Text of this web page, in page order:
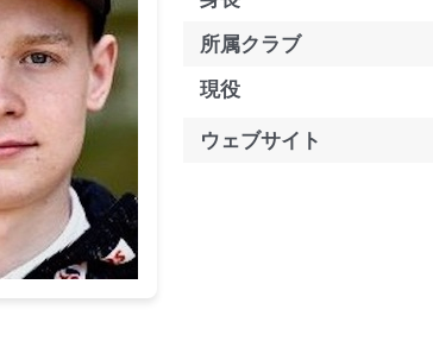
所属クラブ
現役
ウェブサイト